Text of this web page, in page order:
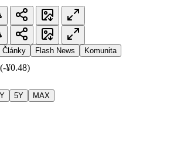
Články Flash News Komunita
(-¥0.48)
5Y MAX